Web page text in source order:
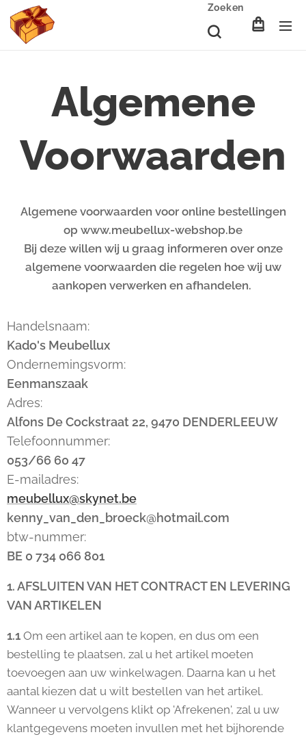
Zoeken
Algemene
Voorwaarden
Algemene voorwaarden voor online bestellingen
op www.meubellux-webshop.be
Bij deze willen wij u graag informeren over onze
algemene voorwaarden die regelen hoe wij uw
aankopen verwerken en afhandelen.
Handelsnaam:
Kado's Meubellux
Ondernemingsvorm:
Eenmanszaak
Adres:
Alfons De Cockstraat 22, 9470 DENDERLEEUW
Telefoonnummer:
053/66 60 47
E-mailadres:
meubellux@skynet.be
kenny_van_den_broeck@hotmail.com
btw-nummer:
BE 0 734 066 801
1. AFSLUITEN VAN HET CONTRACT EN LEVERING
VAN ARTIKELEN
1.1 Om een artikel aan te kopen, en dus om een
bestelling te plaatsen, zal u het artikel moeten
toevoegen aan uw winkelwagen. Daarna kan u het
aantal kiezen dat u wilt bestellen van het artikel.
Wanneer u vervolgens klikt op 'Afrekenen', zal u uw
klantgegevens moeten invullen met het bijhorende